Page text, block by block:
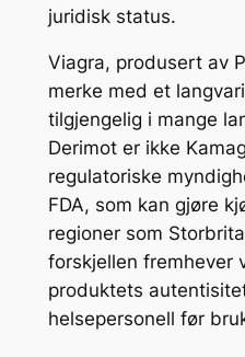
juridisk status.
Viagra, produsert av
merke med et
tilgjengelig i mange
Derimot er ikke
regulatoriske
FDA, som kan gjøre
regioner som
forskjellen fremhever
produktets
helsepersonell før